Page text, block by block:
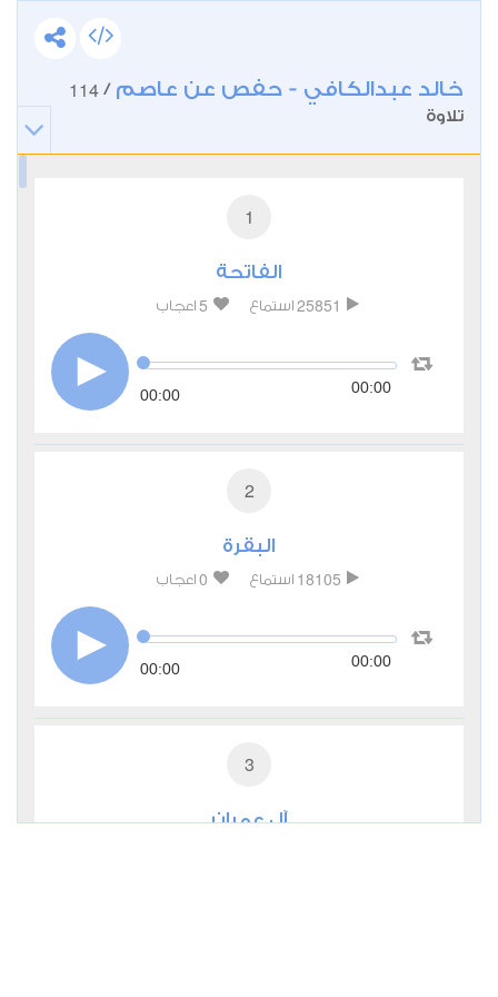
خالد عبدالكافي - حفص عن عاصم /
114
تلاوة
1
الفاتحة
25851 استماع 5 اعجاب
00:00 00:00
2
البقرة
18105 استماع 0 اعجاب
00:00 00:00
3
آل عمران